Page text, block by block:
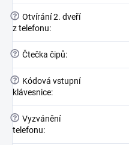
? Otvírání 2. dveří
z telefonu:
? Čtečka čipů:
?
Kódová vstupní
klávesnice:
? Vyzvánění
telefonu: